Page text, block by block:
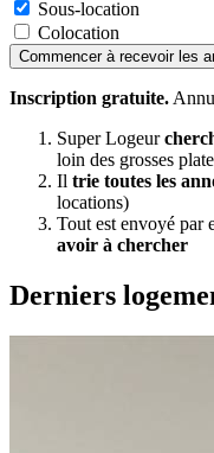
Sous-location
Colocation
Commencer à recevoir les
Inscription gratuite.
Super Logeur
loin des grosses
Il trie toutes les
locations)
Tout est envoyé par
avoir à chercher
Derniers